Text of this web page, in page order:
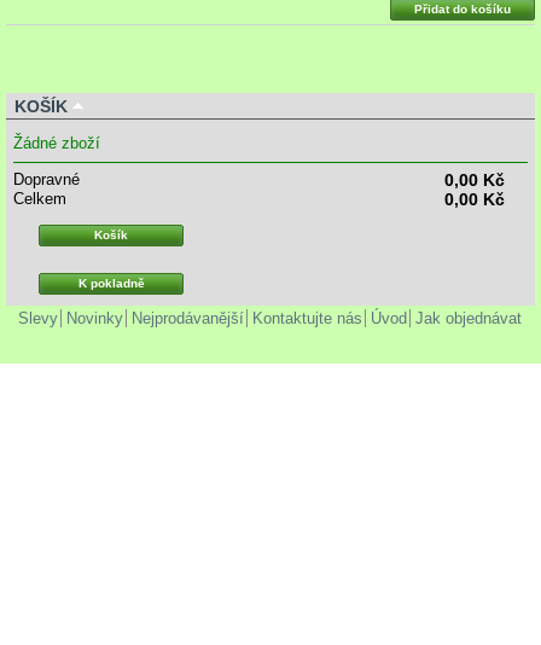
Přidat do košíku
KOŠÍK
Žádné zboží
Dopravné
0,00 Kč
Celkem 0,00 Kč
Košík
K pokladně
Slevy Novinky Nejprodávanější Kontaktujte nás Úvod Jak objednávat